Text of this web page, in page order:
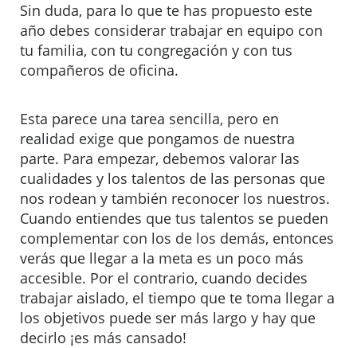
Sin duda, para lo que te has propuesto este
año debes considerar trabajar en equipo con
tu familia, con tu congregación y con tus
compañeros de oficina.
Esta parece una tarea sencilla, pero en
realidad exige que pongamos de nuestra
parte. Para empezar, debemos valorar las
cualidades y los talentos de las personas que
nos rodean y también reconocer los nuestros.
Cuando entiendes que tus talentos se pueden
complementar con los de los demás, entonces
verás que llegar a la meta es un poco más
accesible. Por el contrario, cuando decides
trabajar aislado, el tiempo que te toma llegar a
los objetivos puede ser más largo y hay que
decirlo ¡es más cansado!